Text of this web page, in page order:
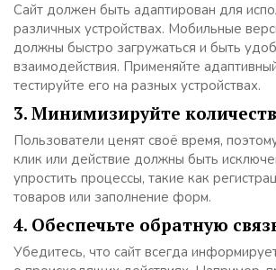
Сайт должен быть адаптирован для
различных устройствах. Мобильные
должны быстро загружаться и быть
взаимодействия. Применяйте
тестируйте его на разных устройствах.
3. Минимизируйте
Пользователи ценят своё время,
клик или действие должны быть
упростить процессы, такие как
товаров или заполнение форм.
4. Обеспечьте обратную
Убедитесь, что сайт всегда